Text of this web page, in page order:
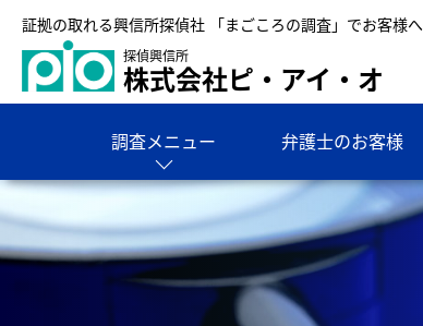
証拠の取れる興信所探偵社 「まごころの調査」でお客様へ
探偵興信所
株式会社ピ・アイ・オ
調査メニュー 弁護士のお客様